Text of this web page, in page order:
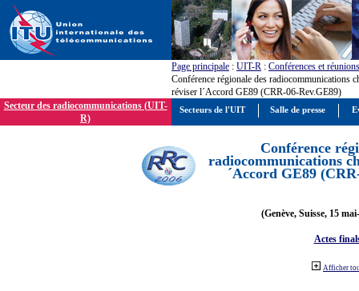
Page principale : UIT-R : Conférences et réunions
Conférence régionale des radiocommunications
réviser l´Accord GE89 (CRR-06-Rev.GE89)
Secteur des radiocommunications (UIT-
R)
Conférence
radiocommunications
´Accord GE89
(Genève, Suisse, 15
Actes
Afficher
Secteurs de l'UIT Salle de presse